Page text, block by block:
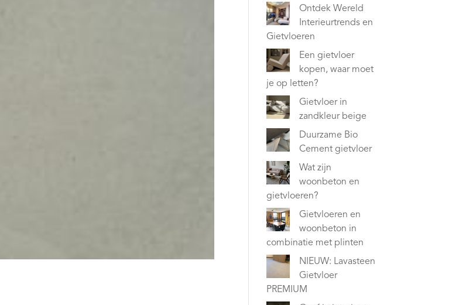
Ontdek Wereld
Interieurtrends en
Gietvloeren
Een gietvloer
kopen, waar moet
je op letten?
Gietvloer in
zandkleur beige
Duurzame Bio
Cement gietvloer
Wat zijn
woonbeton en
gietvloeren?
Gietvloeren en
woonbeton in
combinatie met plinten
NIEUW: Lavasteen
Gietvloer
PREMIUM